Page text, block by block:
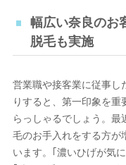
幅広い奈良のお
脱毛も実施
営業職や接客業に従事し
りすると、第一印象を
らっしゃるでしょう。最
毛のお手入れをする方が
います。｢濃いひげが気